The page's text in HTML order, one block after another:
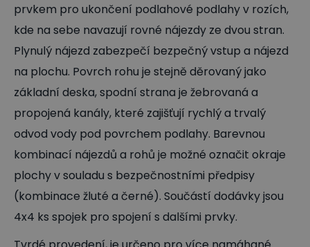
prvkem pro ukončení podlahové podlahy v rozích,
kde na sebe navazují rovné nájezdy ze dvou stran.
Plynulý nájezd zabezpečí bezpečný vstup a nájezd
na plochu. Povrch rohu je stejně děrovaný jako
základní deska, spodní strana je žebrovaná a
propojená kanály, které zajišťují rychlý a trvalý
odvod vody pod povrchem podlahy. Barevnou
kombinací nájezdů a rohů je možné označit okraje
plochy v souladu s bezpečnostními předpisy
(kombinace žluté a černé). Součástí dodávky jsou
4x4 ks spojek pro spojení s dalšími prvky.